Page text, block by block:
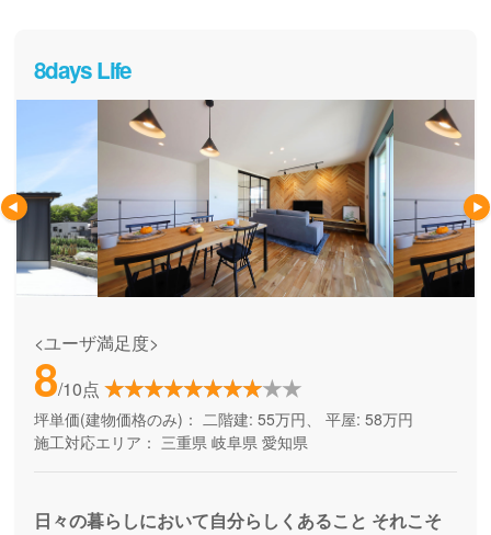
8days Life
<ユーザ満足度>
8/10点
坪単価(建物価格のみ)： 二階建: 55万円、 平屋: 58万円
施工対応エリア： 三重県 岐阜県 愛知県
日々の暮らしにおいて自分らしくあること それこそ